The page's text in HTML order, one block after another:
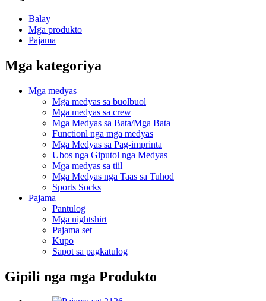
Balay
Mga produkto
Pajama
Mga kategoriya
Mga medyas
Mga medyas sa buolbuol
Mga medyas sa crew
Mga Medyas sa Bata/Mga Bata
Functionl nga mga medyas
Mga Medyas sa Pag-imprinta
Ubos nga Giputol nga Medyas
Mga medyas sa tiil
Mga Medyas nga Taas sa Tuhod
Sports Socks
Pajama
Pantulog
Mga nightshirt
Pajama set
Kupo
Sapot sa pagkatulog
Gipili nga mga Produkto